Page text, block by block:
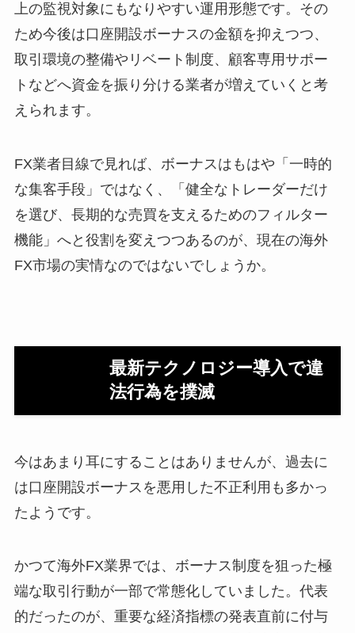
上の監視対象にもなりやすい運用形態です。その
ため今後は口座開設ボーナスの金額を抑えつつ、
取引環境の整備やリベート制度、顧客専用サポー
トなどへ資金を振り分ける業者が増えていくと考
えられます。
FX業者目線で見れば、ボーナスはもはや「一時的
な集客手段」ではなく、「健全なトレーダーだけ
を選び、長期的な売買を支えるためのフィルター
機能」へと役割を変えつつあるのが、現在の海外
FX市場の実情なのではないでしょうか。
最新テクノロジー導入で違
法行為を撲滅
今はあまり耳にすることはありませんが、過去に
は口座開設ボーナスを悪用した不正利用も多かっ
たようです。
かつて海外FX業界では、ボーナス制度を狙った極
端な取引行動が一部で常態化していました。代表
的だったのが、重要な経済指標の発表直前に付与